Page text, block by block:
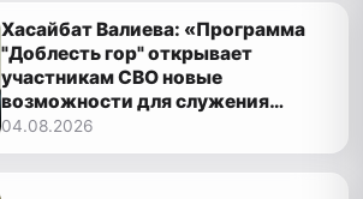
Хасайбат Валиева: «Программа
"Доблесть гор" открывает
участникам СВО новые
возможности для служения
Дагестану»
04.08.2026